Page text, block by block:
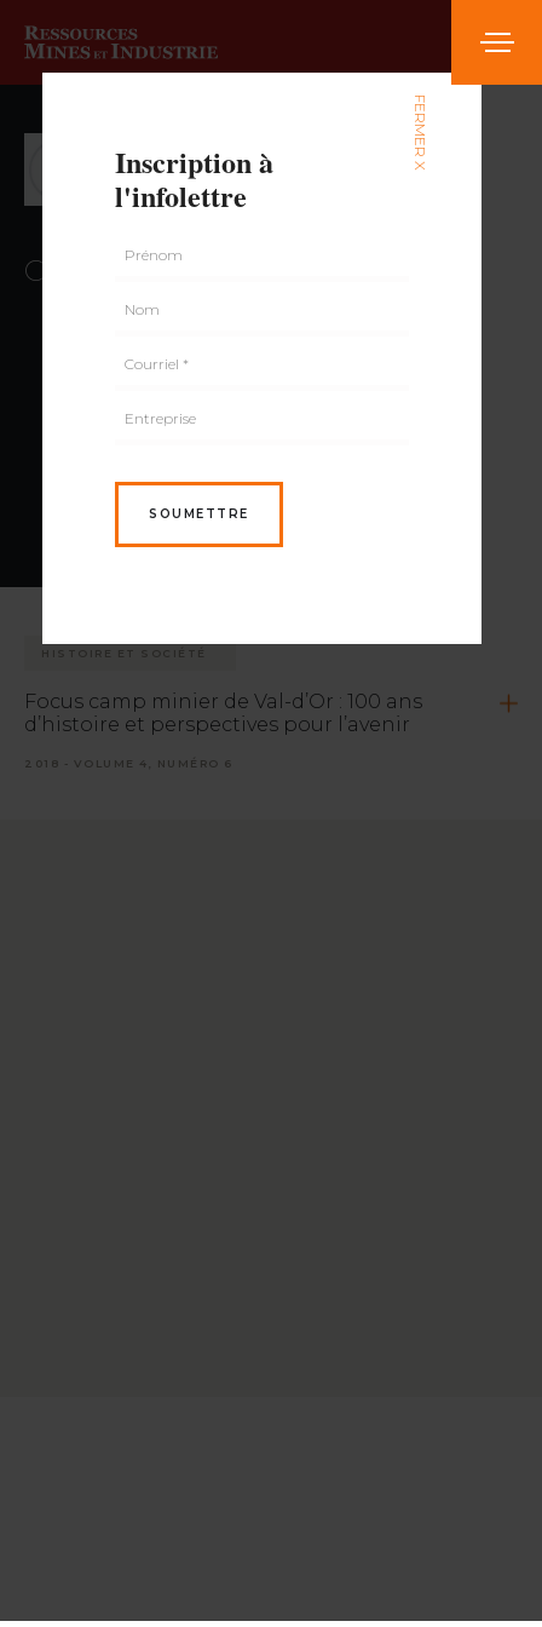
Pierre Pilote,
Ing., géo.
Collaborateur au contenu
HISTOIRE ET SOCIÉTÉ
Focus camp minier de Val-d’Or : 100 ans
d’histoire et perspectives pour l’avenir
2018 - VOLUME 4, NUMÉRO 6
FERMER X
Inscription à
l'infolettre
SOUMETTRE